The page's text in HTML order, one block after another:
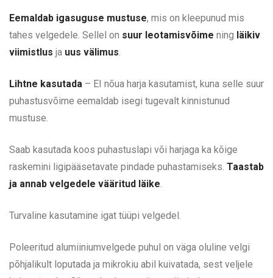
Eemaldab igasuguse mustuse, mis on kleepunud mis
tahes velgedele. Sellel on suur leotamisvõime ning läikiv
viimistlus ja uus välimus.
Lihtne kasutada – EI nõua harja kasutamist, kuna selle suur
puhastusvõime eemaldab isegi tugevalt kinnistunud
mustuse.
Saab kasutada koos puhastuslapi või harjaga ka kõige
raskemini ligipääsetavate pindade puhastamiseks. Taastab
ja annab velgedele vääritud läike.
Turvaline kasutamine igat tüüpi velgedel.
Poleeritud alumiiniumvelgede puhul on väga oluline velgi
põhjalikult loputada ja mikrokiu abil kuivatada, sest veljele